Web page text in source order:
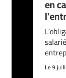
en
Le 9